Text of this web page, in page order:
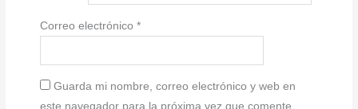
Correo electrónico*
Guarda mi nombre, correo electrónico y web en
este navegador para la próxima vez que comente.